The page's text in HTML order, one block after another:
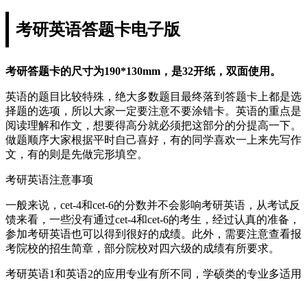
考研英语答题卡电子版
考研答题卡的尺寸为190*130mm，是32开纸，双面使用。
英语的题目比较特殊，绝大多数题目最终落到答题卡上都是选
择题的选项，所以大家一定要注意不要涂错卡。英语的重点是
阅读理解和作文，想要得高分就必须把这部分的分提高一下。
做题顺序大家根据平时自己喜好，有的同学喜欢一上来先写作
文，有的则是先做完形填空。
考研英语注意事项
一般来说，cet-4和cet-6的分数并不会影响考研英语，从考试反
馈来看，一些没有通过cet-4和cet-6的考生，经过认真的准备，
参加考研英语也可以得到很好的成绩。此外，需要注意查看报
考院校的招生简章，部分院校对四六级的成绩有所要求。
考研英语1和英语2的应用专业有所不同，学硕类的专业多适用